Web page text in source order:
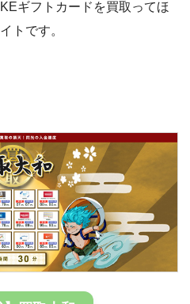
ギフトカードを買取ってほ
トです。